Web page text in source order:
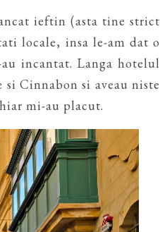
ieftin (asta tine strict
locale, insa le-am dat o
incantat. Langa hotelul
Cinnabon si aveau niste
mi-au placut.